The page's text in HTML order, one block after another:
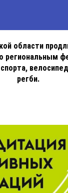
области
региональным
регби.